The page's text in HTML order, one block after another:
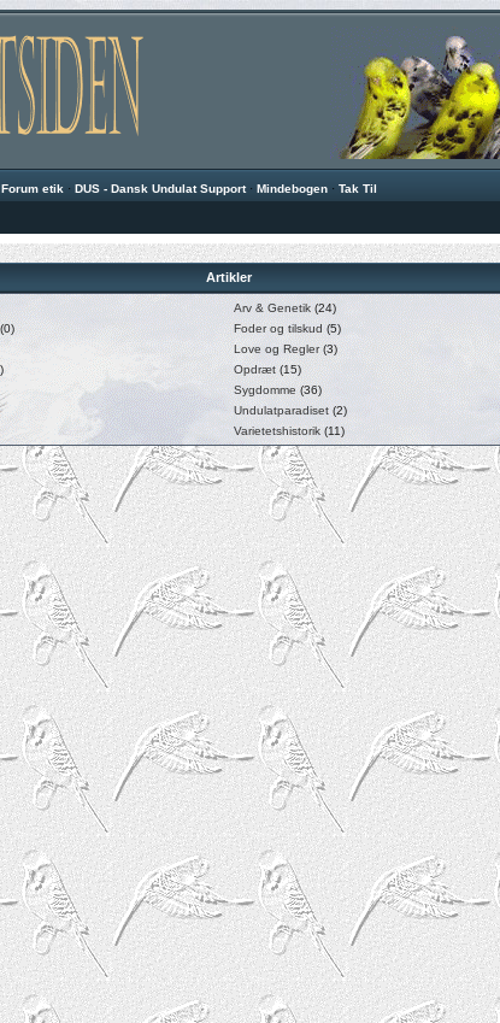
Forum etik · DUS - Dansk Undulat Support · Mindebogen · Tak Til
Artikler
Arv & Genetik (24)
(0) Foder og tilskud (5)
Love og Regler (3)
Opdræt (15)
Sygdomme (36)
Undulatparadiset (2)
Varietetshistorik (11)